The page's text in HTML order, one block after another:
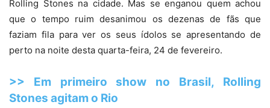
Rolling Stones na cidade. Mas se enganou quem achou
que o tempo ruim desanimou os dezenas de fãs que
faziam fila para ver os seus ídolos se apresentando de
perto na noite desta quarta-feira, 24 de fevereiro.
>> Em primeiro show no Brasil, Rolling
Stones agitam o Rio